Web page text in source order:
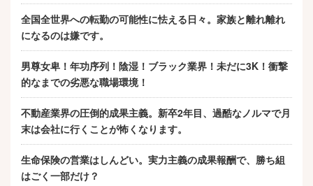
全国全世界への転勤の可能性に怯える日々。家族と離れ離れ
になるのは嫌です。
男尊女卑！年功序列！陰湿！ブラック業界！未だに3K！衝撃
的なまでの劣悪な職場環境！
不動産業界の圧倒的成果主義。新卒2年目、過酷なノルマで月
末は会社に行くことが怖くなります。
生命保険の営業はしんどい。実力主義の成果報酬で、勝ち組
はごく一部だけ？